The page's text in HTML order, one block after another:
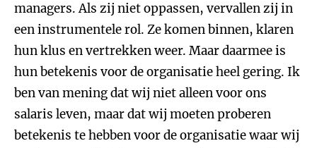
managers. Als zij niet oppassen, vervallen zij in
een instrumentele rol. Ze komen binnen, klaren
hun klus en vertrekken weer. Maar daarmee is
hun betekenis voor de organisatie heel gering. Ik
ben van mening dat wij niet alleen voor ons
salaris leven, maar dat wij moeten proberen
betekenis te hebben voor de organisatie waar wij